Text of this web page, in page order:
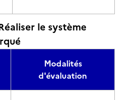
le système
Modalités
d'évaluation